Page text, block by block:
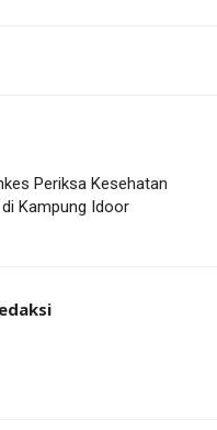
Periksa Kesehatan
Kampung Idoor